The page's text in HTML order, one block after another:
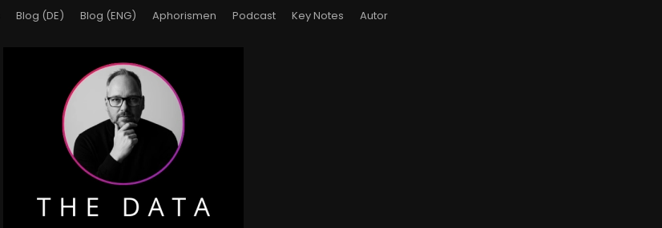
Blog (DE) Blog (ENG) Aphorismen Podcast Key Notes Autor